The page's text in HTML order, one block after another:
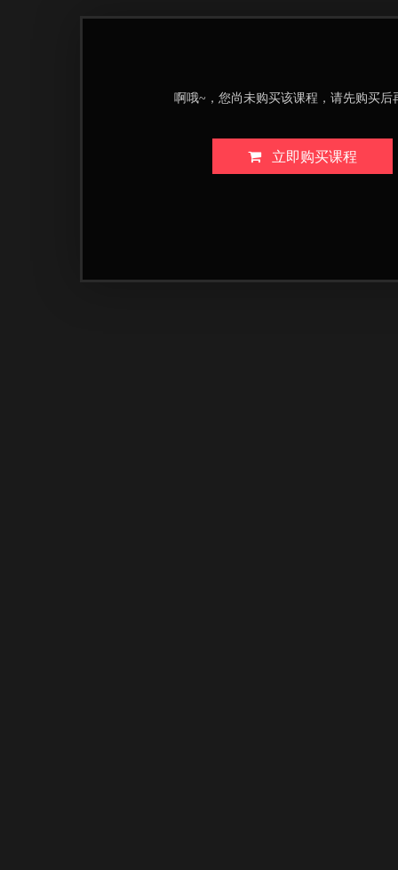
啊哦~，您尚未购买该课程，请先购买后
立即购买课程